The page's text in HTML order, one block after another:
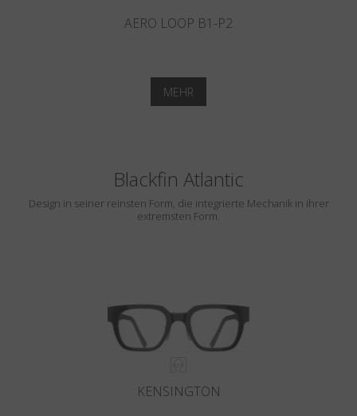
AERO LOOP B1-P2
MEHR
Blackfin Atlantic
Design in seiner reinsten Form, die integrierte Mechanik in ihrer
extremsten Form.
KENSINGTON